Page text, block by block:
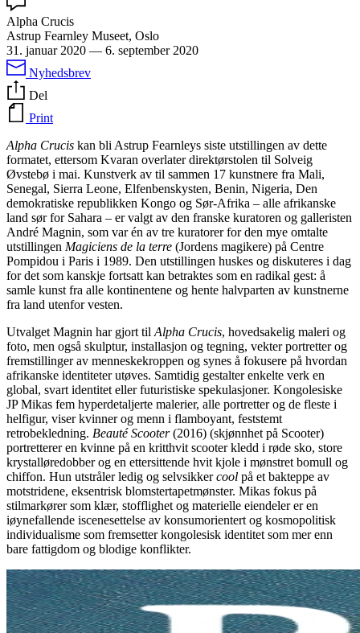
Alpha Crucis
Astrup Fearnley Museet, Oslo
31. januar 2020 — 6. september 2020
Nyhedsbrev
Del
Print
Alpha Crucis kan bli Astrup Fearnleys siste utstillingen av dette
formatet, ettersom Kvaran overlater direktørstolen til Solveig
Øvstebø i mai. Kunstverk av til sammen 17 kunstnere fra Mali,
Senegal, Sierra Leone, Elfenbenskysten, Benin, Nigeria, Den
demokratiske republikken Kongo og Sør-Afrika – alle afrikanske
land sør for Sahara – er valgt av den franske kuratoren og galleristen
André Magnin, som var én av tre kuratorer for den mye omtalte
utstillingen Magiciens de la terre (Jordens magikere) på Centre
Pompidou i Paris i 1989. Den utstillingen huskes og diskuteres i dag
for det som kanskje fortsatt kan betraktes som en radikal gest: å
samle kunst fra alle kontinentene og hente halvparten av kunstnerne
fra land utenfor vesten.
Utvalget Magnin har gjort til Alpha Crucis, hovedsakelig maleri og
foto, men også skulptur, installasjon og tegning, vekter portretter og
fremstillinger av menneskekroppen og synes å fokusere på hvordan
afrikanske identiteter utøves. Samtidig gestalter enkelte verk en
global, svart identitet eller futuristiske spekulasjoner. Kongolesiske
JP Mikas fem hyperdetaljerte malerier, alle portretter og de fleste i
helfigur, viser kvinner og menn i flamboyant, feststemt
retrobekledning. Beauté Scooter(2016) (skjønnhet på Scooter)
portretterer en kvinne på en kritthvit scooter kledd i røde sko, store
krystalløredobber og en ettersittende hvit kjole i mønstret bomull og
chiffon. Hun utstråler ledig og selvsikkercool på et bakteppe av
motstridene, eksentrisk blomstertapetmønster. Mikas fokus på
stilmarkører som klær, stofflighet og materielle eiendeler er en
iøynefallende iscenesettelse av konsumorientert og kosmopolitisk
individualisme som fremsetter kongolesisk identitet som mer enn
bare fattigdom og blodige konflikter.